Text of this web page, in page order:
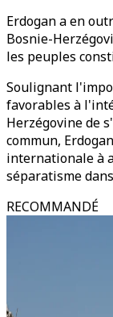
Erdogan a en
Bosnie-
les peuples
Soulignant
favorables à
Herzégovine de
commun,
internationale à
séparatisme
RECOMMANDÉ